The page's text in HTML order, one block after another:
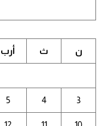
ن ث أرب
3
4
5